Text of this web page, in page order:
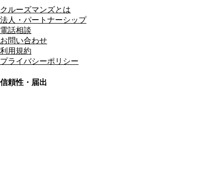
クルーズマンズとは
法人・パートナーシップ
電話相談
お問い合わせ
利用規約
プライバシーポリシー
信頼性・届出